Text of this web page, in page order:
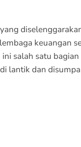
keuangan
ini salah satu
lantik dan